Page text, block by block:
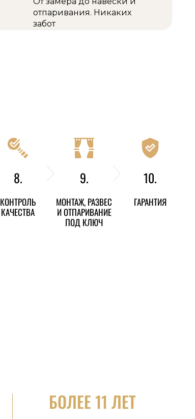
отпаривания. Никаких
забот
8.
КОНТРОЛЬ
КАЧЕСТВА
9.
МОНТАЖ, РАЗВЕС
И ОТПАРИВАНИЕ
ПОД КЛЮЧ
10.
ГАРАНТИЯ
БОЛЕЕ 11 ЛЕТ